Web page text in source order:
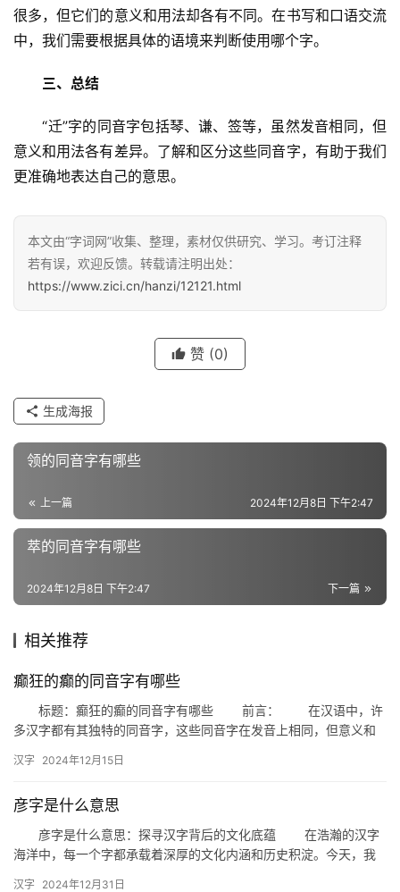
汉
字
反
义
近
词
词
拼
很多，但它们的意义和用法却各有不同。在书写和口语交流
中，我们需要根据具体的语境来判断使用哪个字。
三、总结
“迁”字的同音字包括琴、谦、签等，虽然发音相同，但
意义和用法各有差异。了解和区分这些同音字，有助于我们
更准确地表达自己的意思。
本文由“字词网”收集、整理，素材仅供研究、学习。考订注释
若有误，欢迎反馈。转载请注明出处：
https://www.zici.cn/hanzi/12121.html
赞 (0)
生成海报
领的同音字有哪些
上一篇 2024年12月8日 下午2:47
萃的同音字有哪些
下一篇
2024年12月8日 下午2:47
相关推荐
癫狂的癫的同音字有哪些
标题：癫狂的癫的同音字有哪些 前言： 在汉语中，许
多汉字都有其独特的同音字，这些同音字在发音上相同，但意义和
汉字 2024年12月15日
彦字是什么意思
彦字是什么意思：探寻汉字背后的文化底蕴 在浩瀚的汉字
海洋中，每一个字都承载着深厚的文化内涵和历史积淀。今天，我
汉字 2024年12月31日